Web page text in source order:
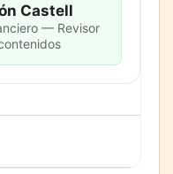
Castell
— Revisor